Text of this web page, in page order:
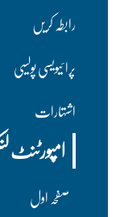
رابطہ کریں
پرا ئیویسی پولسیی
اشتہارات
امپورٹنٹ
صفحہ اول